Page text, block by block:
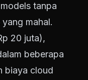
tanpa
mahal.
20 juta),
beberapa
biaya cloud